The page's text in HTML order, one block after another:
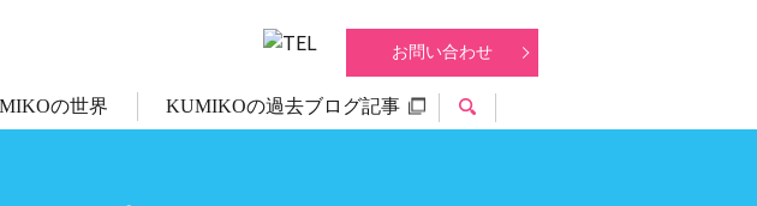
の世界 KUMIKOの過去ブログ記事 search
お問い合わせ